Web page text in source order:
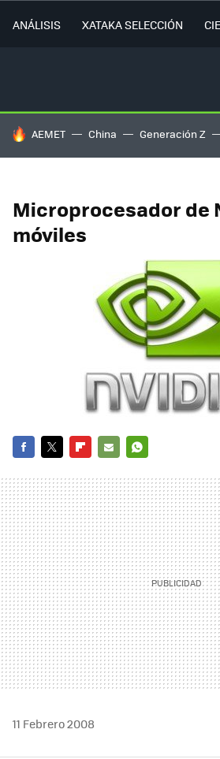
ANÁLISIS XATAKA SELECCIÓN
HOY SE HABLA DE
AEMET China Generación Z
Microprocesador de
móviles
MAIL
11 Febrero 2008